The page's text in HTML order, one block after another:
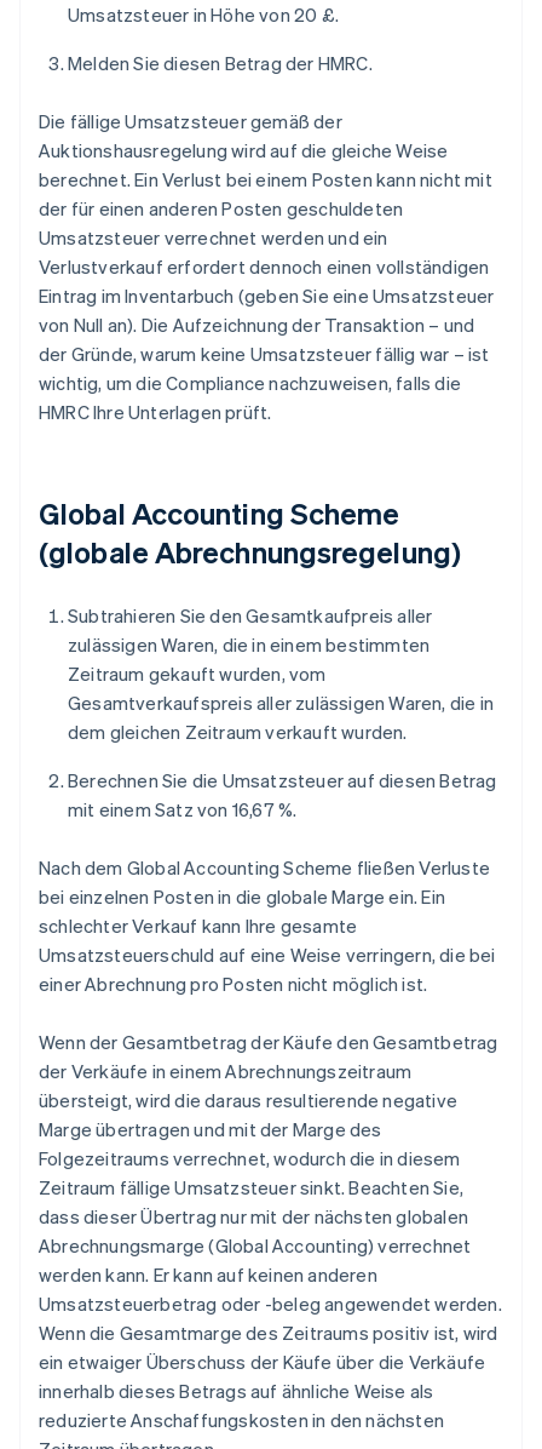
Umsatzsteuer in Höhe von 20 £.
Melden Sie diesen Betrag der HMRC.
Die fällige Umsatzsteuer gemäß der
Auktionshausregelung wird auf die gleiche Weise
berechnet. Ein Verlust bei einem Posten kann nicht mit
der für einen anderen Posten geschuldeten
Umsatzsteuer verrechnet werden und ein
Verlustverkauf erfordert dennoch einen vollständigen
Eintrag im Inventarbuch (geben Sie eine Umsatzsteuer
von Null an). Die Aufzeichnung der Transaktion – und
der Gründe, warum keine Umsatzsteuer fällig war – ist
wichtig, um die Compliance nachzuweisen, falls die
HMRC Ihre Unterlagen prüft.
Global Accounting Scheme
(globale Abrechnungsregelung)
Subtrahieren Sie den Gesamtkaufpreis aller
zulässigen Waren, die in einem bestimmten
Zeitraum gekauft wurden, vom
Gesamtverkaufspreis aller zulässigen Waren, die in
dem gleichen Zeitraum verkauft wurden.
Berechnen Sie die Umsatzsteuer auf diesen Betrag
mit einem Satz von 16,67 %.
Nach dem Global Accounting Scheme fließen Verluste
bei einzelnen Posten in die globale Marge ein. Ein
schlechter Verkauf kann Ihre gesamte
Umsatzsteuerschuld auf eine Weise verringern, die bei
einer Abrechnung pro Posten nicht möglich ist.
Wenn der Gesamtbetrag der Käufe den Gesamtbetrag
der Verkäufe in einem Abrechnungszeitraum
übersteigt, wird die daraus resultierende negative
Marge übertragen und mit der Marge des
Folgezeitraums verrechnet, wodurch die in diesem
Zeitraum fällige Umsatzsteuer sinkt. Beachten Sie,
dass dieser Übertrag nur mit der nächsten globalen
Abrechnungsmarge (Global Accounting) verrechnet
werden kann. Er kann auf keinen anderen
Umsatzsteuerbetrag oder -beleg angewendet werden.
Wenn die Gesamtmarge des Zeitraums positiv ist, wird
ein etwaiger Überschuss der Käufe über die Verkäufe
innerhalb dieses Betrags auf ähnliche Weise als
reduzierte Anschaffungskosten in den nächsten